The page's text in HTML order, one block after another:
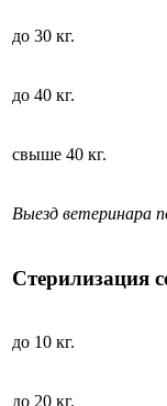
до 30 кг.
до 40 кг.
свыше 40 кг.
Выезд ветеринара
Стерилизация
до 10 кг.
до 20 кг.